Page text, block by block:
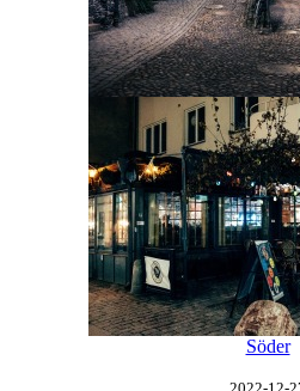
Söder